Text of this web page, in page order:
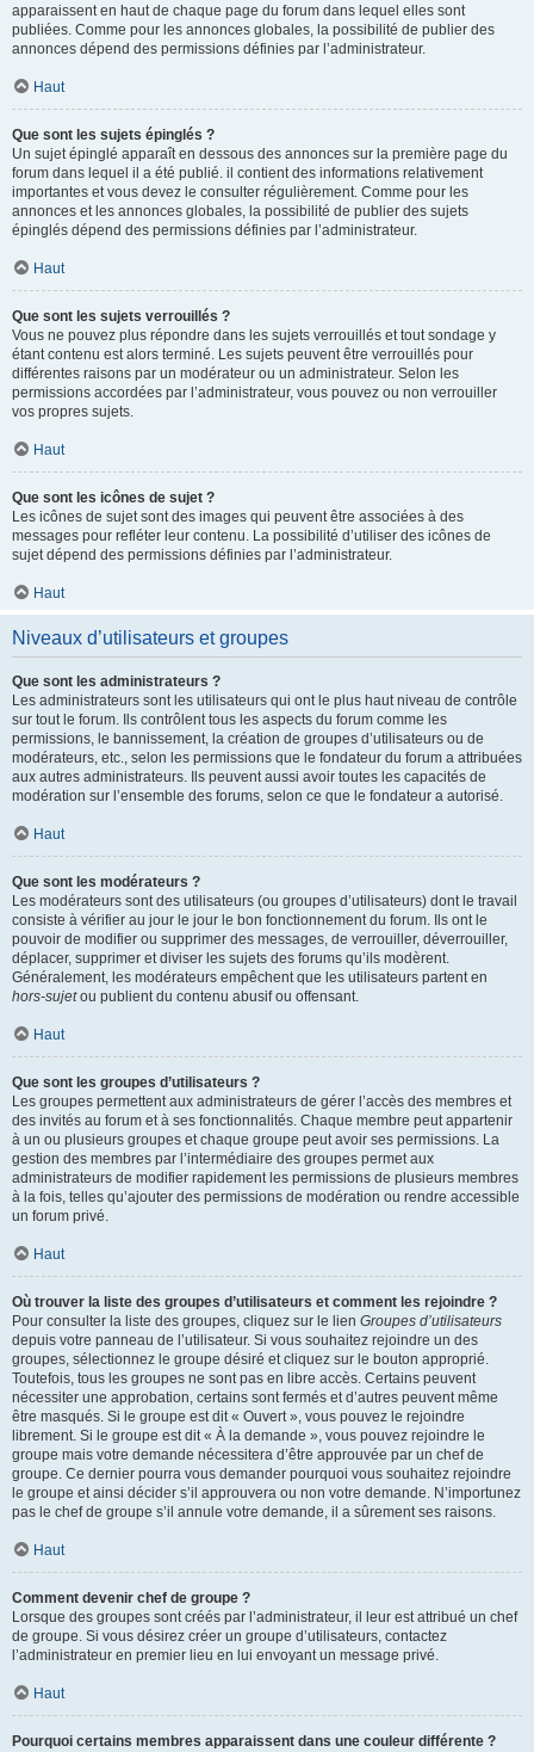
apparaissent en haut de chaque page du forum dans lequel elles sont
publiées. Comme pour les annonces globales, la possibilité de publier des
annonces dépend des permissions définies par l’administrateur.
Haut
Que sont les sujets épinglés ?
Un sujet épinglé apparaît en dessous des annonces sur la première page du
forum dans lequel il a été publié. il contient des informations relativement
importantes et vous devez le consulter régulièrement. Comme pour les
annonces et les annonces globales, la possibilité de publier des sujets
épinglés dépend des permissions définies par l’administrateur.
Haut
Que sont les sujets verrouillés ?
Vous ne pouvez plus répondre dans les sujets verrouillés et tout sondage y
étant contenu est alors terminé. Les sujets peuvent être verrouillés pour
différentes raisons par un modérateur ou un administrateur. Selon les
permissions accordées par l’administrateur, vous pouvez ou non verrouiller
vos propres sujets.
Haut
Que sont les icônes de sujet ?
Les icônes de sujet sont des images qui peuvent être associées à des
messages pour refléter leur contenu. La possibilité d’utiliser des icônes de
sujet dépend des permissions définies par l’administrateur.
Haut
Niveaux d’utilisateurs et groupes
Que sont les administrateurs ?
Les administrateurs sont les utilisateurs qui ont le plus haut niveau de contrôle
sur tout le forum. Ils contrôlent tous les aspects du forum comme les
permissions, le bannissement, la création de groupes d’utilisateurs ou de
modérateurs, etc., selon les permissions que le fondateur du forum a attribuées
aux autres administrateurs. Ils peuvent aussi avoir toutes les capacités de
modération sur l’ensemble des forums, selon ce que le fondateur a autorisé.
Haut
Que sont les modérateurs ?
Les modérateurs sont des utilisateurs (ou groupes d’utilisateurs) dont le travail
consiste à vérifier au jour le jour le bon fonctionnement du forum. Ils ont le
pouvoir de modifier ou supprimer des messages, de verrouiller, déverrouiller,
déplacer, supprimer et diviser les sujets des forums qu’ils modèrent.
Généralement, les modérateurs empêchent que les utilisateurs partent en
hors-sujetou publient du contenu abusif ou offensant.
Haut
Que sont les groupes d’utilisateurs ?
Les groupes permettent aux administrateurs de gérer l’accès des membres et
des invités au forum et à ses fonctionnalités. Chaque membre peut appartenir
à un ou plusieurs groupes et chaque groupe peut avoir ses permissions. La
gestion des membres par l’intermédiaire des groupes permet aux
administrateurs de modifier rapidement les permissions de plusieurs membres
à la fois, telles qu’ajouter des permissions de modération ou rendre accessible
un forum privé.
Haut
Où trouver la liste des groupes d’utilisateurs et comment les rejoindre ?
Pour consulter la liste des groupes, cliquez sur le lien Groupes d’utilisateurs
depuis votre panneau de l’utilisateur. Si vous souhaitez rejoindre un des
groupes, sélectionnez le groupe désiré et cliquez sur le bouton approprié.
Toutefois, tous les groupes ne sont pas en libre accès. Certains peuvent
nécessiter une approbation, certains sont fermés et d’autres peuvent même
être masqués. Si le groupe est dit « Ouvert », vous pouvez le rejoindre
librement. Si le groupe est dit « À la demande », vous pouvez rejoindre le
groupe mais votre demande nécessitera d’être approuvée par un chef de
groupe. Ce dernier pourra vous demander pourquoi vous souhaitez rejoindre
le groupe et ainsi décider s’il approuvera ou non votre demande. N’importunez
pas le chef de groupe s’il annule votre demande, il a sûrement ses raisons.
Haut
Comment devenir chef de groupe ?
Lorsque des groupes sont créés par l’administrateur, il leur est attribué un chef
de groupe. Si vous désirez créer un groupe d’utilisateurs, contactez
l’administrateur en premier lieu en lui envoyant un message privé.
Haut
Pourquoi certains membres apparaissent dans une couleur différente ?